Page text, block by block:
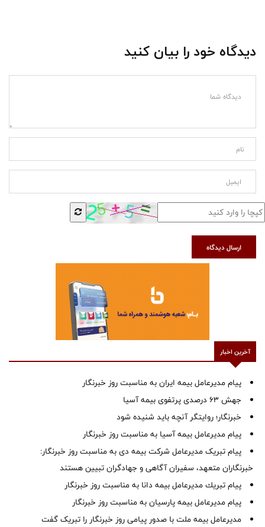
دیدگاه خود را بیان کنید
ارسال دیدگاه
آخرین اخبار
پیام مدیرعامل بیمه ایران به مناسبت روز خبرنگار
جهش ۶۳ درصدی پرتفوی بیمه آسیا
خبرنگار؛ روایتگر آنچه باید شنیده شود
پیام مدیرعامل بیمه آسیا به مناسبت روز خبرنگار
پیام تبریک مدیرعامل شرکت بیمه دی به مناسبت روز خبرنگار:
خبرنگاران متعهد، سفیران آگاهی و جهادگران تبیین هستند
پیام ‌تبریك‌ مدیرعامل بیمه دانا به مناسبت روز خبرنگار
پیام مدیرعامل بیمه پارسیان به مناسبت روز خبرنگار
مدیرعامل بیمه ملت با صدور پیامی روز خبرنگار را تبریک گفت